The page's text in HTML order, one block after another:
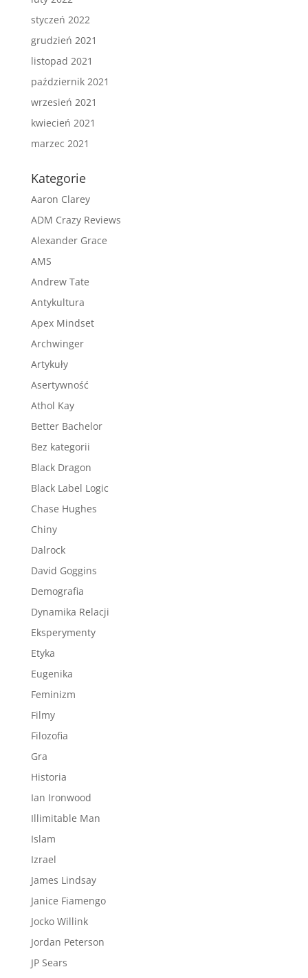
styczeń 2022
grudzień 2021
listopad 2021
październik 2021
wrzesień 2021
kwiecień 2021
marzec 2021
Kategorie
Aaron Clarey
ADM Crazy Reviews
Alexander Grace
AMS
Andrew Tate
Antykultura
Apex Mindset
Archwinger
Artykuły
Asertywność
Athol Kay
Better Bachelor
Bez kategorii
Black Dragon
Black Label Logic
Chase Hughes
Chiny
Dalrock
David Goggins
Demografia
Dynamika Relacji
Eksperymenty
Etyka
Eugenika
Feminizm
Filmy
Filozofia
Gra
Historia
Ian Ironwood
Illimitable Man
Islam
Izrael
James Lindsay
Janice Fiamengo
Jocko Willink
Jordan Peterson
JP Sears